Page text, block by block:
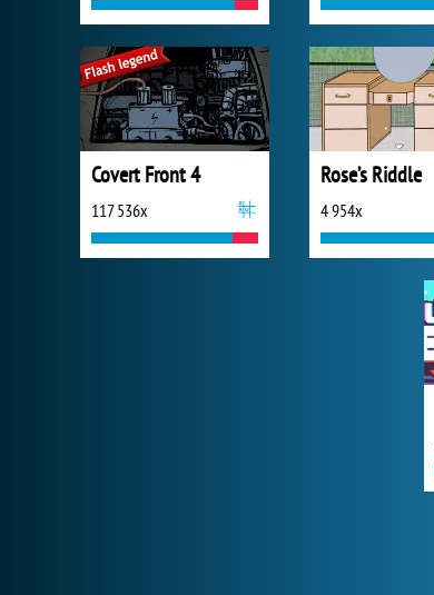
Covert Front 4
117 536x
Rose’s Riddle
4 954x